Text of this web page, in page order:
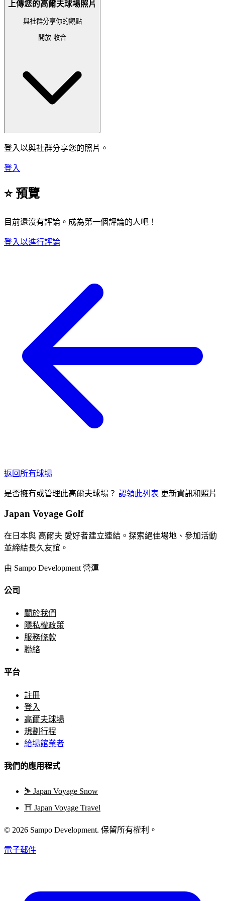
上傳您的高爾夫球場照片
與社群分享你的觀點
開放 收合
登入以與社群分享您的照片。
登入
⭐ 預覽
目前還沒有評論。成為第一個評論的人吧！
登入以進行評論
返回所有球場
是否擁有或管理此高爾夫球場？ 認領此列表 更新資訊和照片
Japan Voyage Golf
在日本與 高爾夫 愛好者建立連結。探索絕佳場地、參加活動
並締結長久友誼。
由 Sampo Development 營運
公司
關於我們
隱私權政策
服務條款
聯絡
平台
註冊
登入
高爾夫球場
規劃行程
給場館業者
我們的應用程式
⛷️ Japan Voyage Snow
⛩️ Japan Voyage Travel
© 2026 Sampo Development. 保留所有權利。
電子郵件